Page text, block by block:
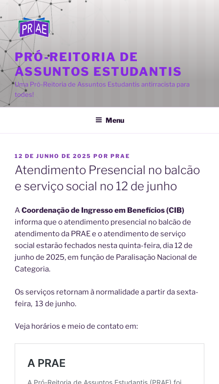
Pular
para
o
conteúdo
PRÓ-REITORIA DE
ASSUNTOS ESTUDANTIS
Uma Pró-Reitoria de Assuntos Estudantis antirracista para
todes!
Menu
PUBLICADO
EM
12 DE JUNHO DE 2025 POR PRAE
Atendimento Presencial no balcão
e serviço social no 12 de junho
ACoordenação de Ingresso em Benefícios (CIB)
informa que o atendimento presencial no balcão de
atendimento da PRAE e o atendimento de serviço
social estarão fechados nesta quinta-feira, dia 12 de
junho de 2025, em função de Paralisação Nacional de
Categoria.
Os serviços retornam à normalidade a partir da sexta-
feira, 13 de junho.
Veja horários e meio de contato em: